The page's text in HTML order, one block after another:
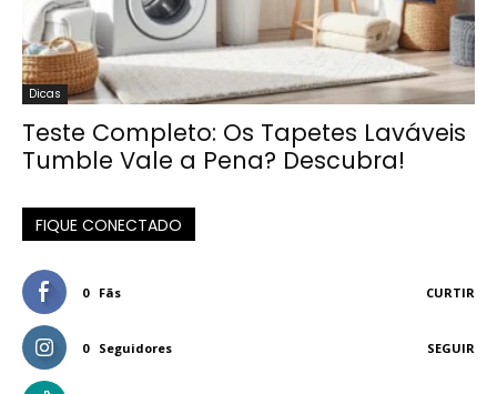
Dicas
Teste Completo: Os Tapetes Laváveis
Tumble Vale a Pena? Descubra!
FIQUE CONECTADO
0 Fãs CURTIR
0 Seguidores SEGUIR